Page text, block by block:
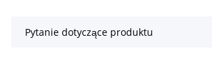
Pytanie dotyczące produktu